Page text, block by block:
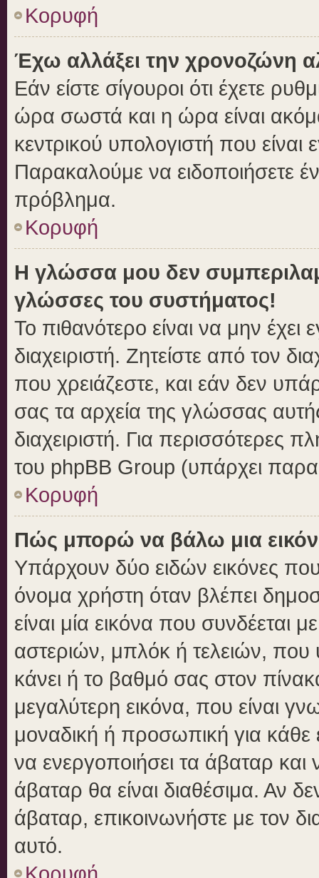
Κορυφή
Έχω αλλάξει την χρονοζώνη
Εάν είστε σίγουροι ότι έχετε
ώρα σωστά και η ώρα είναι
κεντρικού υπολογιστή που
Παρακαλούμε να ειδοποιήσετε
πρόβλημα.
Κορυφή
Η γλώσσα μου δεν
γλώσσες του συστήματος!
Το πιθανότερο είναι να μην
διαχειριστή. Ζητείστε από τον
που χρειάζεστε, και εάν δεν
σας τα αρχεία της γλώσσας
διαχειριστή. Για περισσότερες
του phpBB Group (υπάρχει
Κορυφή
Πώς μπορώ να βάλω μια
Υπάρχουν δύο ειδών εικόνες
όνομα χρήστη όταν βλέπει
είναι μία εικόνα που
αστεριών, μπλόκ ή τελειών, που
κάνει ή το βαθμό σας στον
μεγαλύτερη εικόνα, που είναι
μοναδική ή προσωπική για κάθε
να ενεργοποιήσει τα άβαταρ και
άβαταρ θα είναι διαθέσιμα. Αν
άβαταρ, επικοινωνήστε με τον
αυτό.